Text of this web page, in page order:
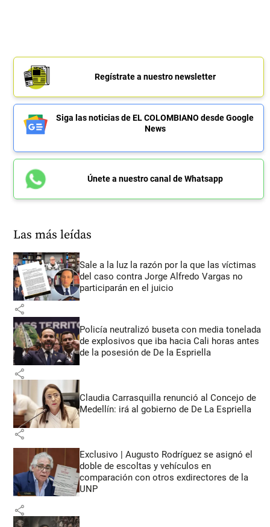
Regístrate a nuestro newsletter
Siga las noticias de EL COLOMBIANO desde Google
News
Únete a nuestro canal de Whatsapp
Las más leídas
Sale a la luz la razón por la que las víctimas
del caso contra Jorge Alfredo Vargas no
participarán en el juicio
share
Policía neutralizó buseta con media tonelada
de explosivos que iba hacia Cali horas antes
de la posesión de De la Espriella
share
Claudia Carrasquilla renunció al Concejo de
Medellín: irá al gobierno de De La Espriella
share
Exclusivo | Augusto Rodríguez se asignó el
doble de escoltas y vehículos en
comparación con otros exdirectores de la
UNP
share